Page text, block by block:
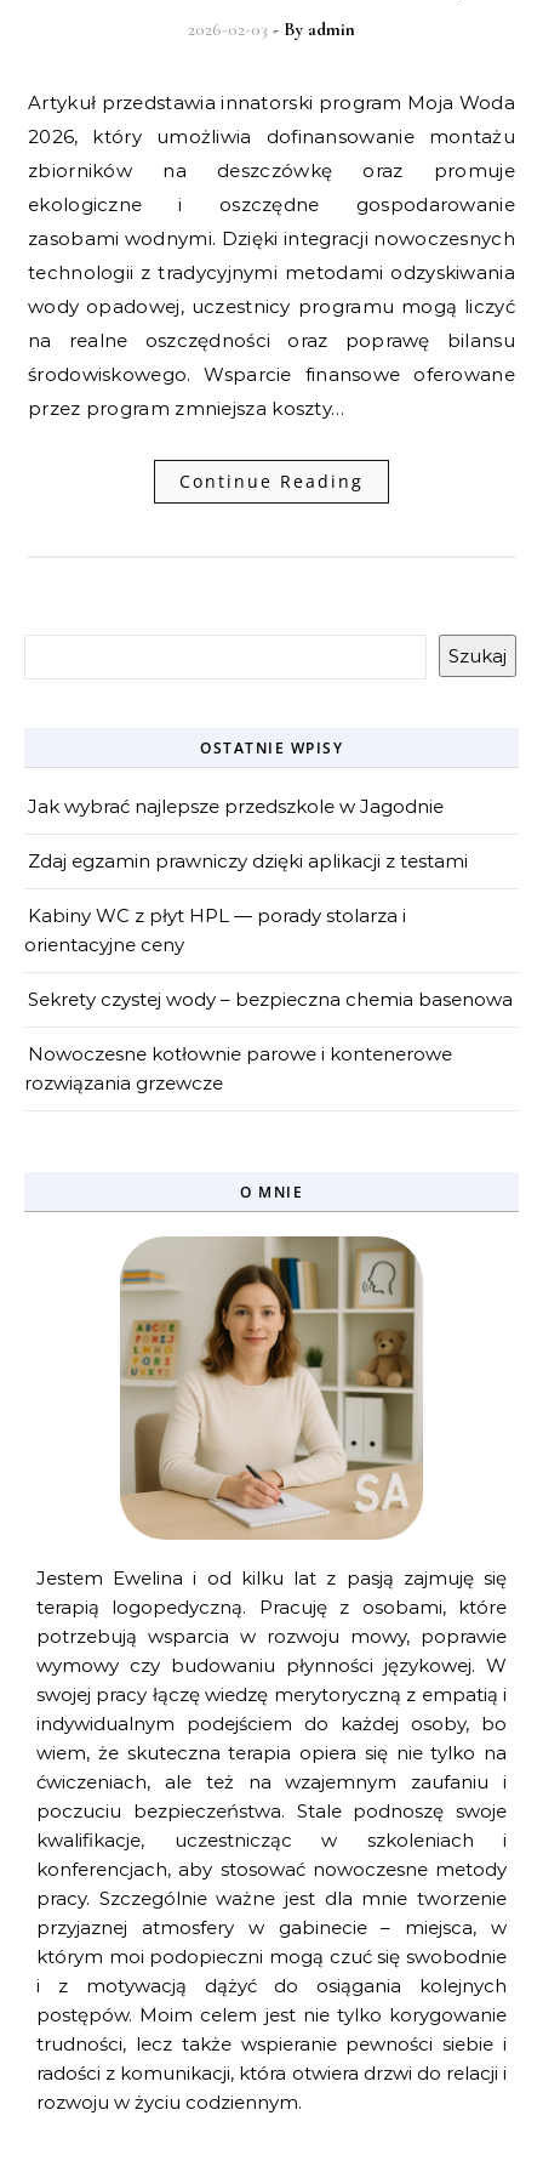
2026-02-03 - By admin
Artykuł przedstawia innatorski program Moja Woda
2026, który umożliwia dofinansowanie montażu
zbiorników na deszczówkę oraz promuje
ekologiczne i oszczędne gospodarowanie
zasobami wodnymi. Dzięki integracji nowoczesnych
technologii z tradycyjnymi metodami odzyskiwania
wody opadowej, uczestnicy programu mogą liczyć
na realne oszczędności oraz poprawę bilansu
środowiskowego. Wsparcie finansowe oferowane
przez program zmniejsza koszty…
Continue Reading
Szukaj
OSTATNIE WPISY
Jak wybrać najlepsze przedszkole w Jagodnie
Zdaj egzamin prawniczy dzięki aplikacji z testami
Kabiny WC z płyt HPL — porady stolarza i
orientacyjne ceny
Sekrety czystej wody – bezpieczna chemia basenowa
Nowoczesne kotłownie parowe i kontenerowe
rozwiązania grzewcze
O MNIE
Jestem Ewelina i od kilku lat z pasją zajmuję się
terapią logopedyczną. Pracuję z osobami, które
potrzebują wsparcia w rozwoju mowy, poprawie
wymowy czy budowaniu płynności językowej. W
swojej pracy łączę wiedzę merytoryczną z empatią i
indywidualnym podejściem do każdej osoby, bo
wiem, że skuteczna terapia opiera się nie tylko na
ćwiczeniach, ale też na wzajemnym zaufaniu i
poczuciu bezpieczeństwa. Stale podnoszę swoje
kwalifikacje, uczestnicząc w szkoleniach i
konferencjach, aby stosować nowoczesne metody
pracy. Szczególnie ważne jest dla mnie tworzenie
przyjaznej atmosfery w gabinecie – miejsca, w
którym moi podopieczni mogą czuć się swobodnie
i z motywacją dążyć do osiągania kolejnych
postępów. Moim celem jest nie tylko korygowanie
trudności, lecz także wspieranie pewności siebie i
radości z komunikacji, która otwiera drzwi do relacji i
rozwoju w życiu codziennym.